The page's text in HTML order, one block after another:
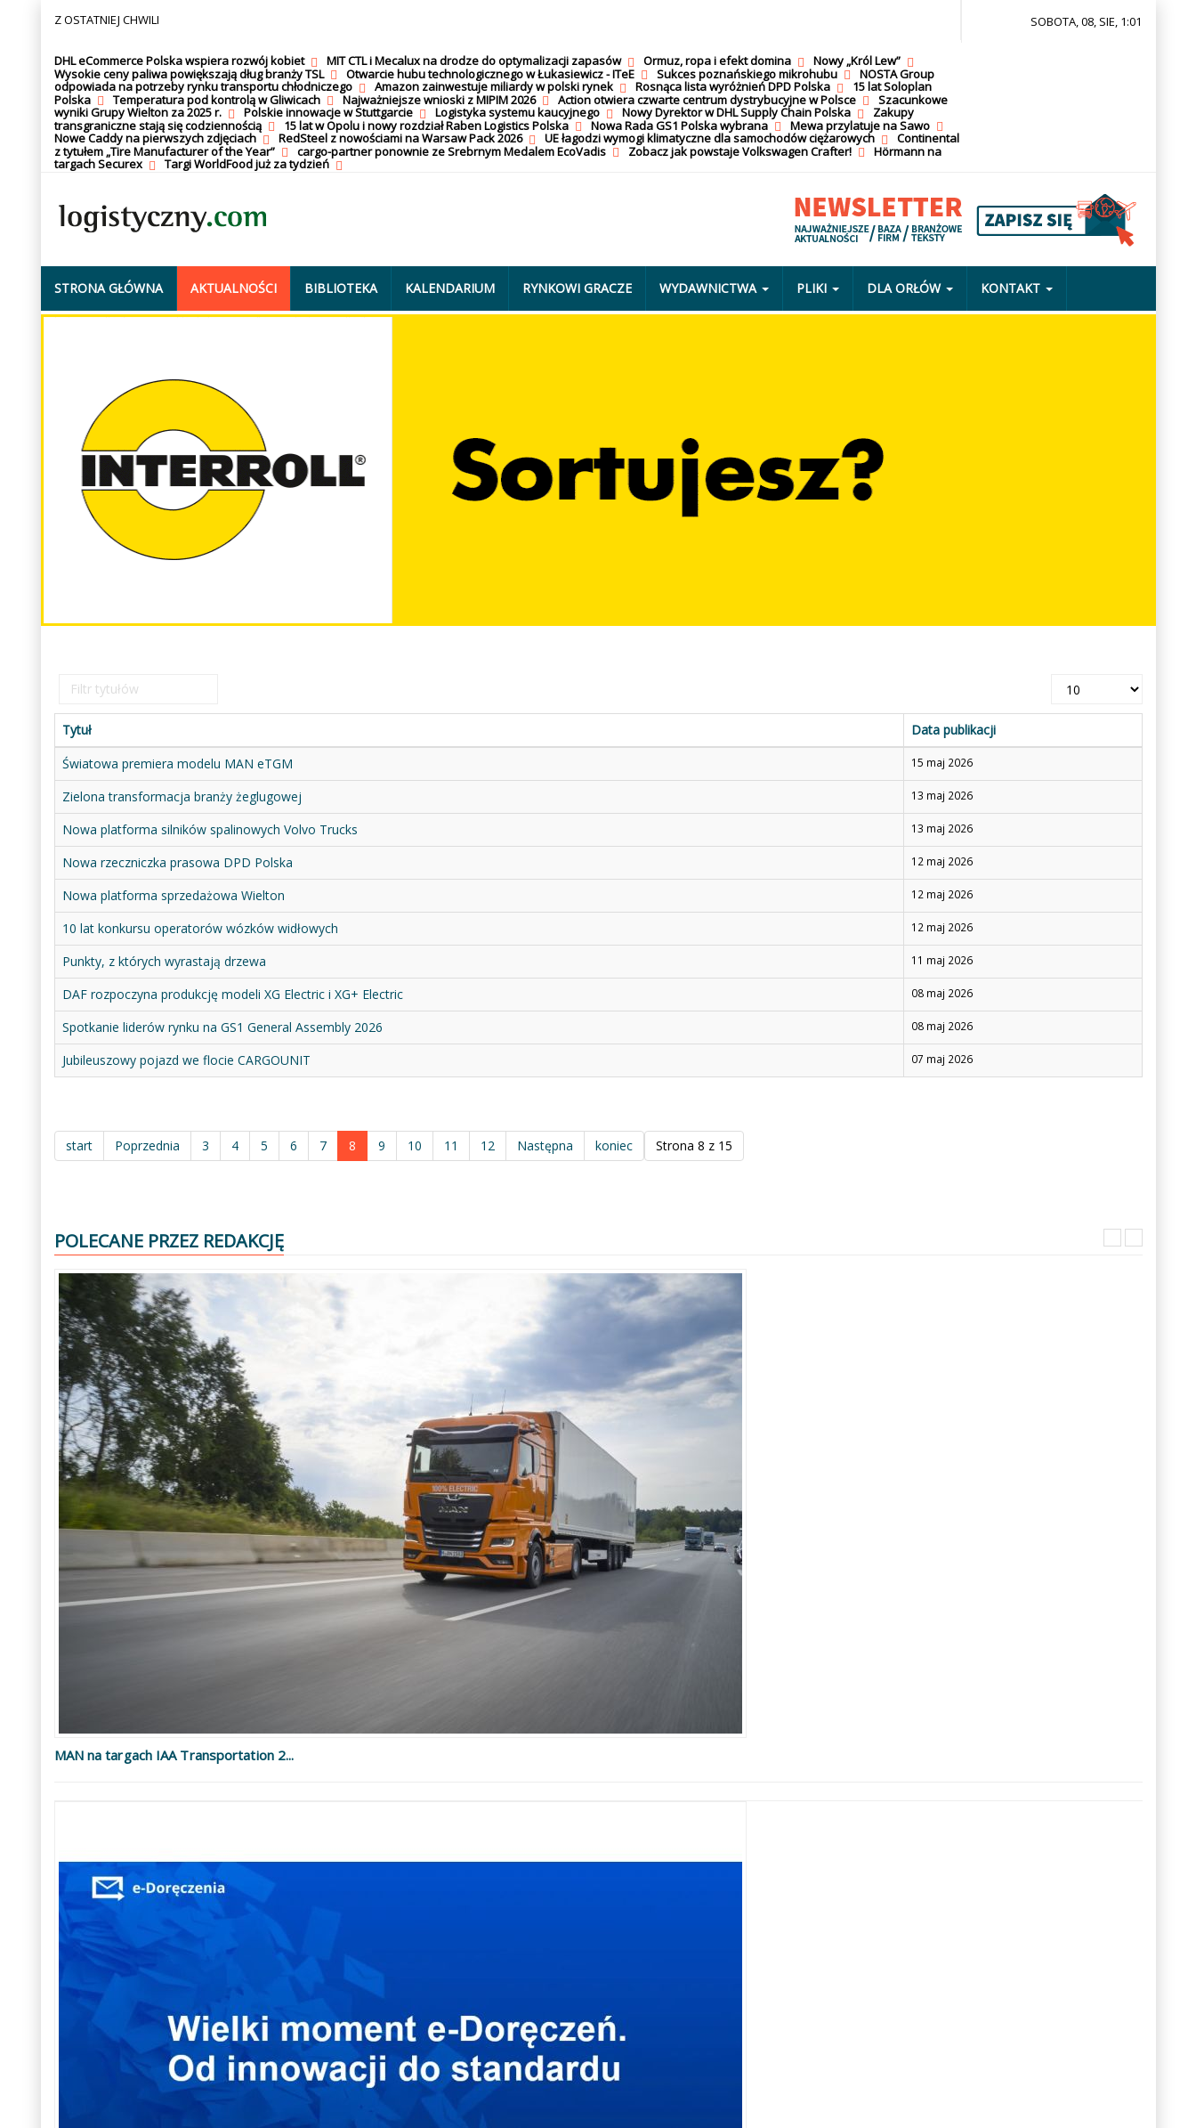
Z OSTATNIEJ CHWILI
DHL eCommerce Polska wspiera rozwój kobiet MIT CTL i Mecalux na drodze do optymalizacji zapasów Ormuz, ropa i efekt domina
Nowy „Król Lew”
Wysokie ceny paliwa powiększają dług branży TSL
Otwarcie hubu technologicznego w Łukasiewicz - ITeE Sukces poznańskiego mikrohubu
NOSTA Group
odpowiada na potrzeby rynku transportu chłodniczego
Amazon zainwestuje miliardy w polski rynek Rosnąca lista wyróżnień DPD Polska
15 lat Soloplan
Polska
Temperatura pod kontrolą w Gliwicach Najważniejsze wnioski z MIPIM 2026 Action otwiera czwarte centrum dystrybucyjne w Polsce
Szacunkowe
wyniki Grupy Wielton za 2025 r.
Polskie innowacje w Stuttgarcie Logistyka systemu kaucyjnego Nowy Dyrektor w DHL Supply Chain Polska
Zakupy
transgraniczne stają się codziennością
15 lat w Opolu i nowy rozdział Raben Logistics Polska Nowa Rada GS1 Polska wybrana
Mewa przylatuje na Sawo
Nowe Caddy na pierwszych zdjęciach
RedSteel z nowościami na Warsaw Pack 2026 UE łagodzi wymogi klimatyczne dla samochodów ciężarowych
Continental
z tytułem „Tire Manufacturer of the Year”
cargo-partner ponownie ze Srebrnym Medalem EcoVadis Zobacz jak powstaje Volkswagen Crafter!
Hörmann na
targach Securex
Targi WorldFood już za tydzień
SOBOTA, 08, SIE, 1:01
STRONA GŁÓWNA AKTUALNOŚCI BIBLIOTEKA KALENDARIUM RYNKOWI GRACZE WYDAWNICTWA PLIKI DLA ORŁÓW KONTAKT
Filtr
tytułów
Pokaż
Tytuł
Data publikacji
Światowa premiera modelu MAN eTGM
15 maj 2026
Zielona transformacja branży żeglugowej 13 maj 2026
Nowa platforma silników spalinowych Volvo Trucks 13 maj 2026
Nowa rzeczniczka prasowa DPD Polska 12 maj 2026
Nowa platforma sprzedażowa Wielton 12 maj 2026
10 lat konkursu operatorów wózków widłowych 12 maj 2026
Punkty, z których wyrastają drzewa 11 maj 2026
DAF rozpoczyna produkcję modeli XG Electric i XG+ Electric 08 maj 2026
Spotkanie liderów rynku na GS1 General Assembly 2026 08 maj 2026
Jubileuszowy pojazd we flocie CARGOUNIT 07 maj 2026
Strona 8 z 15
start Poprzednia 3 4 5 6 7 8 9 10 11 12 Następna koniec
POLECANE PRZEZ REDAKCJĘ
Poprzedni
Następny
MAN na targach IAA Transportation 2...